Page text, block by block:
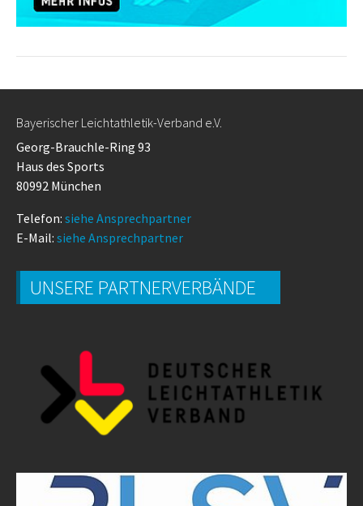
Bayerischer Leichtathletik-Verband e.V.
Georg-Brauchle-Ring 93
Haus des Sports
80992 München
Telefon: siehe Ansprechpartner
E-Mail: siehe Ansprechpartner
UNSERE PARTNERVERBÄNDE